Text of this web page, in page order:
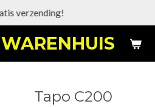
verzending!
Tapo C200